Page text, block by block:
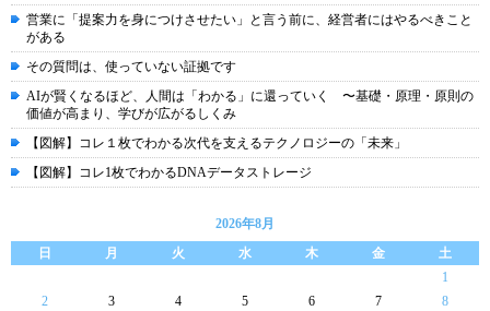
営業に「提案力を身につけさせたい」と言う前に、経営者にはやるべきこと
がある
その質問は、使っていない証拠です
AIが賢くなるほど、人間は「わかる」に還っていく 〜基礎・原理・原則の
価値が高まり、学びが広がるしくみ
【図解】コレ１枚でわかる次代を支えるテクノロジーの「未来」
【図解】コレ1枚でわかるDNAデータストレージ
2026年8月
日
月 火 水 木 金
土
1
2
3 4 5 6 7
8